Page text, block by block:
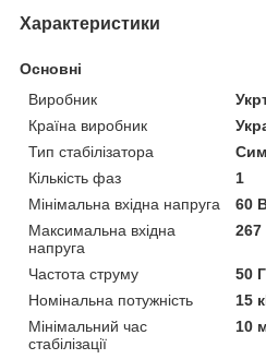
Характеристики
Основні
Виробник
Країна виробник
Тип стабілізатора
Кількість фаз
1
Мінімальна вхідна напруга
60
Максимальна вхідна
напруга
267
Частота струму
50
Номінальна потужність
15
Мінімальний час
стабілізації
10